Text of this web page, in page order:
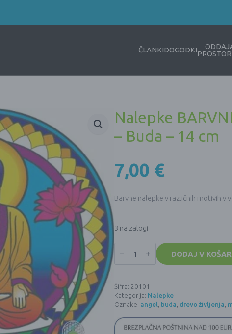
ČLANKIDOGODKI
Nalepke
– Buda – 14 cm
7,00 €
Barvne nalepke v različnih motivih v
3 na zalogi
Nalepke
BARVNI
Buda
-
14
cm
DODAJ V
Šifra: 20101
Kategorija: Nalepke
Oznake: angel, buda, drevo življenja,